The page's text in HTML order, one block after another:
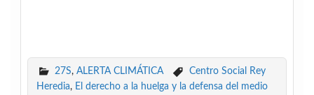
27S, ALERTA CLIMÁTICA
Centro Social Rey
Heredia, El derecho a la huelga y la defensa del medio